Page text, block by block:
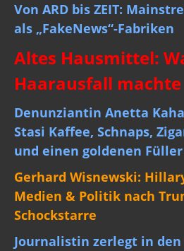
Von ARD bis ZEIT:
als „FakeNews“-Fabriken
Altes Hausmittel:
Haarausfall machte
Denunziantin Anetta
Stasi Kaffee, Schnaps,
und einen goldenen Füller
Gerhard Wisnewski:
Medien & Politik nach
Schockstarre
Journalistin zerlegt in